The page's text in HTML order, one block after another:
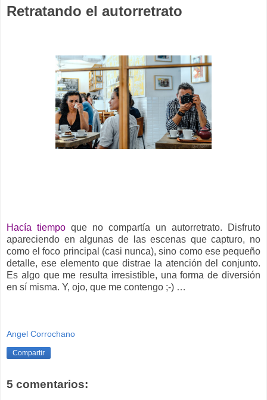
Retratando el autorretrato
Hacía tiempo que no compartía un autorretrato. Disfruto
apareciendo en algunas de las escenas que capturo, no
como el foco principal (casi nunca), sino como ese pequeño
detalle, ese elemento que distrae la atención del conjunto.
Es algo que me resulta irresistible, una forma de diversión
en sí misma. Y, ojo, que me contengo ;-) …
Angel Corrochano
Compartir
5 comentarios: